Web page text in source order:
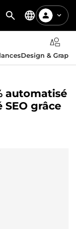
Design &
automatisé
grâce